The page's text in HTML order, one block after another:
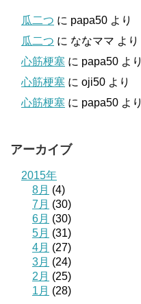
瓜二つ に papa50 より
瓜二つ に ななママ より
心筋梗塞 に papa50 より
心筋梗塞 に oji50 より
心筋梗塞 に papa50 より
アーカイブ
2015年
8月 (4)
7月 (30)
6月 (30)
5月 (31)
4月 (27)
3月 (24)
2月 (25)
1月 (28)